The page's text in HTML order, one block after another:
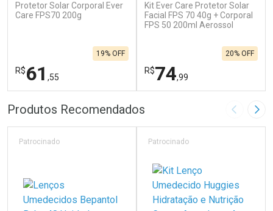
Protetor Solar Corporal Ever
Care FPS70 200g
R$61 ,55
19% OFF
FECHAR
Laboratório
FECHAR
Por Menos
Kit Ever Care Protetor Solar
Facial FPS 70 40g + Corporal
FPS 50 200ml Aerossol
R$74,99
20% OFF
Laboratório
Por Menos
Produtos Recomendados Imagem
Patrocinado Patrocinado